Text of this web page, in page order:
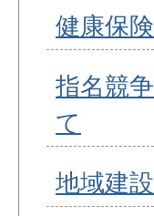
健康保
指名競
て
地域建